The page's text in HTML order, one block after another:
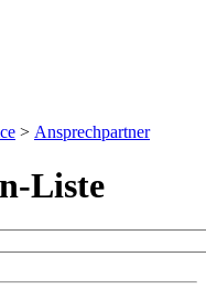
> Ansprechpartner
Liste